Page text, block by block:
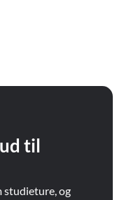
til
studieture, og